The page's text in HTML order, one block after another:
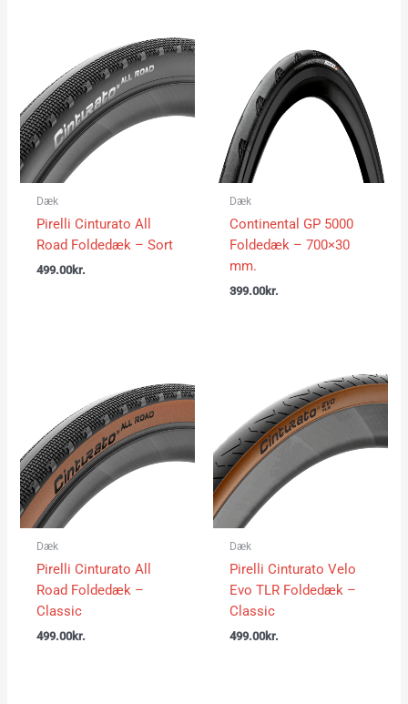
Dæk
Pirelli Cinturato All
Road Foldedæk – Sort
499.00kr.
Dæk
Continental GP 5000
Foldedæk – 700×30
mm.
399.00kr.
Dæk
Pirelli Cinturato All
Road Foldedæk –
Classic
499.00kr.
Dæk
Pirelli Cinturato Velo
Evo TLR Foldedæk –
Classic
499.00kr.